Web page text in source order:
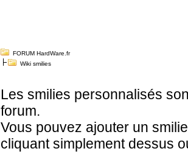
FORUM HardWare.fr
Wiki smilies
Les smilies personnalisés
forum.
Vous pouvez ajouter un
cliquant simplement dessus